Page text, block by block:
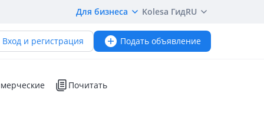
Для бизнеса Kolesa ГидRU
Вход и регистрация Подать объявление
Почитать